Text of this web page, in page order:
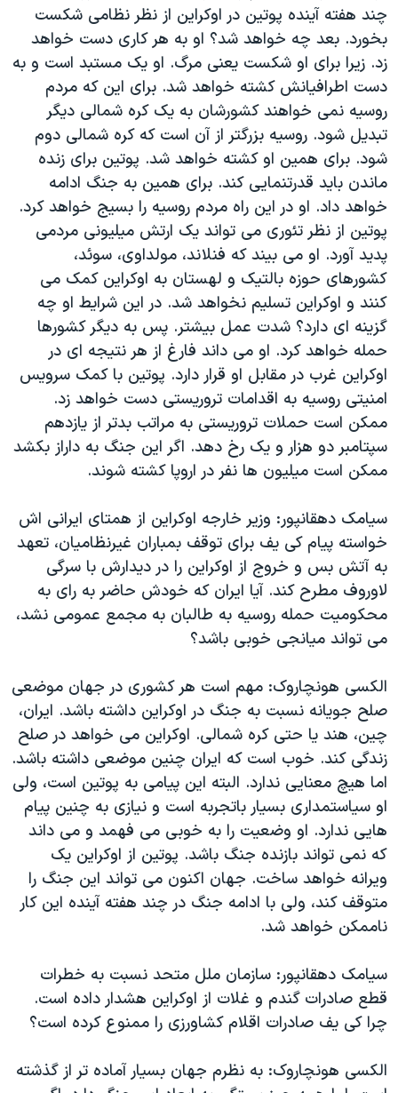
چند هفته آینده پوتین در اوکراین از نظر نظامی شکست
بخورد. بعد چه خواهد شد؟ او به هر کاری دست خواهد
زد. زیرا برای او شکست یعنی مرگ. او یک مستبد است و به
دست اطرافیانش کشته خواهد شد. برای این که مردم
روسیه نمی خواهند کشورشان به یک کره شمالی دیگر
تبدیل شود. روسیه بزرگتر از آن است که کره شمالی دوم
شود. برای همین او کشته خواهد شد. پوتین برای زنده
ماندن باید قدرتنمایی کند. برای همین به جنگ ادامه
خواهد داد. او در این راه مردم روسیه را بسیج خواهد کرد.
پوتین از نظر تئوری می تواند یک ارتش میلیونی مردمی
پدید آورد. او می بیند که فنلاند، مولداوی، سوئد،
کشورهای حوزه بالتیک و لهستان به اوکراین کمک می
کنند و اوکراین تسلیم نخواهد شد. در این شرایط او چه
گزینه ای دارد؟ شدت عمل بیشتر. پس به دیگر کشورها
حمله خواهد کرد. او می داند فارغ از هر نتیجه ای در
اوکراین غرب در مقابل او قرار دارد. پوتین با کمک سرویس
امنیتی روسیه به اقدامات تروریستی دست خواهد زد.
ممکن است حملات تروریستی به مراتب بدتر از یازدهم
سپتامبر دو هزار و یک رخ دهد. اگر این جنگ به داراز بکشد
ممکن است میلیون ها نفر در اروپا کشته شوند.
سیامک دهقانپور: وزیر خارجه اوکراین از همتای ایرانی اش
خواسته پیام کی یف برای توقف بمباران غیرنظامیان، تعهد
به آتش بس و خروج از اوکراین را در دیدارش با سرگی
لاوروف مطرح کند. آیا ایران که خودش حاضر به رای به
محکومیت حمله روسیه به طالبان به مجمع عمومی نشد،
می تواند میانجی خوبی باشد؟
الکسی هونچاروک: مهم است هر کشوری در جهان موضعی
صلح جویانه نسبت به جنگ در اوکراین داشته باشد. ایران،
چین، هند یا حتی کره شمالی. اوکراین می خواهد در صلح
زندگی کند. خوب است که ایران چنین موضعی داشته باشد.
اما هیچ معنایی ندارد. البته این پیامی به پوتین است، ولی
او سیاستمداری بسیار باتجربه است و نیازی به چنین پیام
هایی ندارد. او وضعیت را به خوبی می فهمد و می داند
که نمی تواند بازنده جنگ باشد. پوتین از اوکراین یک
ویرانه خواهد ساخت. جهان اکنون می تواند این جنگ را
متوقف کند، ولی با ادامه جنگ در چند هفته آینده این کار
ناممکن خواهد شد.
سیامک دهقانپور: سازمان ملل متحد نسبت به خطرات
قطع صادرات گندم و غلات از اوکراین هشدار داده است.
چرا کی یف صادرات اقلام کشاورزی را ممنوع کرده است؟
الکسی هونچاروک: به نظرم جهان بسیار آماده تر از گذشته